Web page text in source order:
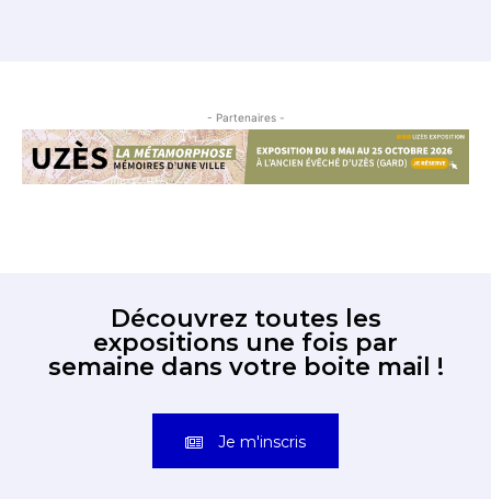
- Partenaires -
Découvrez toutes les
expositions une fois par
semaine dans votre boite mail !
Je m'inscris